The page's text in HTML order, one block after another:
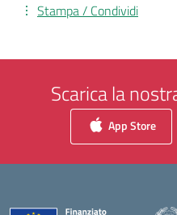
Stampa / Condividi
Scarica la
App Store